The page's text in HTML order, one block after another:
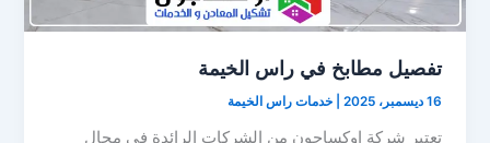
تفصيل مطابخ في راس الخيمة
16 ديسمبر، 2025 |خدمات راس الخيمة
تعتبر شركة اوكساجون من الشركات الرائدة في مجال